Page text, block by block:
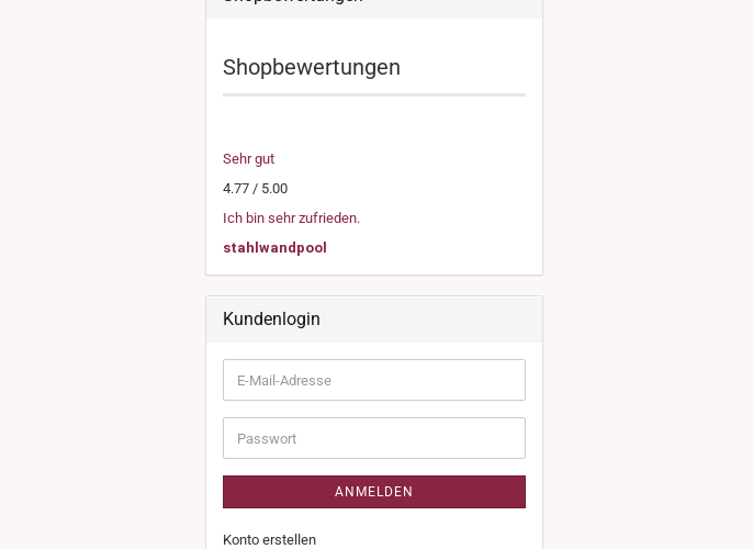
Shopbewertungen
Sehr gut
4.77 / 5.00
Ich bin sehr zufrieden.
stahlwandpool
Kundenlogin
E-
Mail-
Adresse
Passwort
ANMELDEN
Konto erstellen